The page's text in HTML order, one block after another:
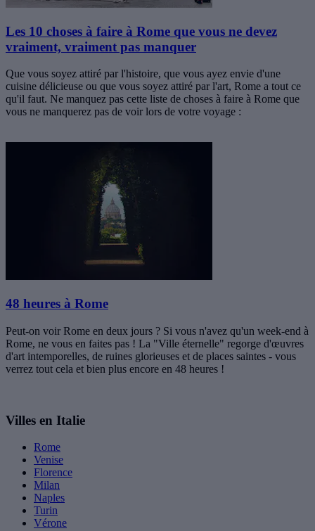
Les 10 choses à faire à Rome que vous ne devez
vraiment, vraiment pas manquer
Que vous soyez attiré par l'histoire, que vous ayez envie d'une
cuisine délicieuse ou que vous soyez attiré par l'art, Rome a tout ce
qu'il faut. Ne manquez pas cette liste de choses à faire à Rome que
vous ne manquerez pas de voir lors de votre voyage :
48 heures à Rome
Peut-on voir Rome en deux jours ? Si vous n'avez qu'un week-end à
Rome, ne vous en faites pas ! La "Ville éternelle" regorge d'œuvres
d'art intemporelles, de ruines glorieuses et de places saintes - vous
verrez tout cela et bien plus encore en 48 heures !
Villes en Italie
Rome
Venise
Florence
Milan
Naples
Turin
Vérone